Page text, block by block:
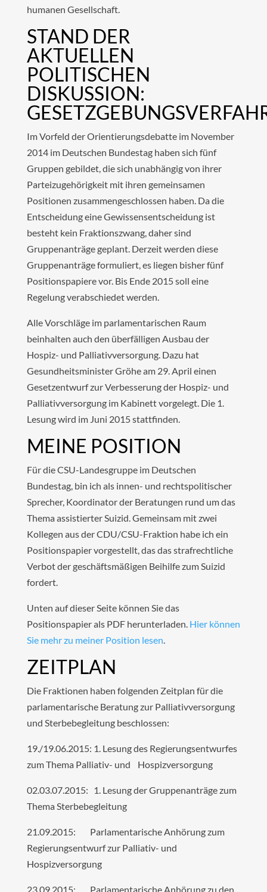
humanen Gesellschaft.
STAND DER
AKTUELLEN
POLITISCHEN
DISKUSSION:
Im Vorfeld der Orientierungsdebatte im November
2014 im Deutschen Bundestag haben sich fünf
Gruppen gebildet, die sich unabhängig von ihrer
Parteizugehörigkeit mit ihren gemeinsamen
Positionen zusammengeschlossen haben. Da die
Entscheidung eine Gewissensentscheidung ist
besteht kein Fraktionszwang, daher sind
Gruppenanträge geplant. Derzeit werden diese
Gruppenanträge formuliert, es liegen bisher fünf
Positionspapiere vor. Bis Ende 2015 soll eine
Regelung verabschiedet werden.
Alle Vorschläge im parlamentarischen Raum
beinhalten auch den überfälligen Ausbau der
Hospiz- und Palliativversorgung. Dazu hat
Gesundheitsminister Gröhe am 29. April einen
Gesetzentwurf zur Verbesserung der Hospiz- und
Palliativversorgung im Kabinett vorgelegt. Die 1.
Lesung wird im Juni 2015 stattfinden.
MEINE POSITION
Für die CSU-Landesgruppe im Deutschen
Bundestag, bin ich als innen- und rechtspolitischer
Sprecher, Koordinator der Beratungen rund um das
Thema assistierter Suizid. Gemeinsam mit zwei
Kollegen aus der CDU/CSU-Fraktion habe ich ein
Positionspapier vorgestellt, das das strafrechtliche
Verbot der geschäftsmäßigen Beihilfe zum Suizid
fordert.
Unten auf dieser Seite können Sie das
Positionspapier als PDF herunterladen. Hier können
Sie mehr zu meiner Position lesen.
ZEITPLAN
Die Fraktionen haben folgenden Zeitplan für die
parlamentarische Beratung zur Palliativversorgung
und Sterbebegleitung beschlossen:
19./19.06.2015: 1. Lesung des Regierungsentwurfes
zum Thema Palliativ- und Hospizversorgung
02.03.07.2015: 1. Lesung der Gruppenanträge zum
Thema Sterbebegleitung
21.09.2015: Parlamentarische Anhörung zum
Regierungsentwurf zur Palliativ- und
Hospizversorgung
23.09.2015: Parlamentarische Anhörung zu den